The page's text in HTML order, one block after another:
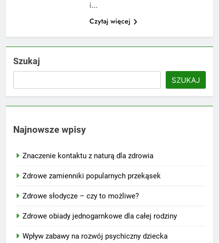
i…
Czytaj więcej
Szukaj
SZUKAJ
Najnowsze wpisy
Znaczenie kontaktu z naturą dla zdrowia
Zdrowe zamienniki popularnych przekąsek
Zdrowe słodycze – czy to możliwe?
Zdrowe obiady jednogarnkowe dla całej rodziny
Wpływ zabawy na rozwój psychiczny dziecka